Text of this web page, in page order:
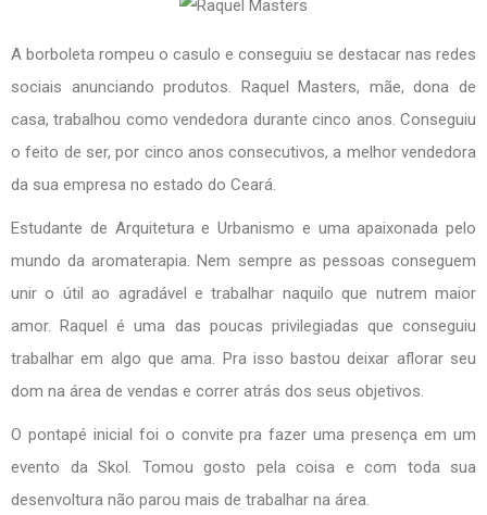
A borboleta rompeu o casulo e conseguiu se destacar nas redes
sociais anunciando produtos. Raquel Masters, mãe, dona de
casa, trabalhou como vendedora durante cinco anos. Conseguiu
o feito de ser, por cinco anos consecutivos, a melhor vendedora
da sua empresa no estado do Ceará.
Estudante de Arquitetura e Urbanismo e uma apaixonada pelo
mundo da aromaterapia. Nem sempre as pessoas conseguem
unir o útil ao agradável e trabalhar naquilo que nutrem maior
amor. Raquel é uma das poucas privilegiadas que conseguiu
trabalhar em algo que ama. Pra isso bastou deixar aflorar seu
dom na área de vendas e correr atrás dos seus objetivos.
O pontapé inicial foi o convite pra fazer uma presença em um
evento da Skol. Tomou gosto pela coisa e com toda sua
desenvoltura não parou mais de trabalhar na área.